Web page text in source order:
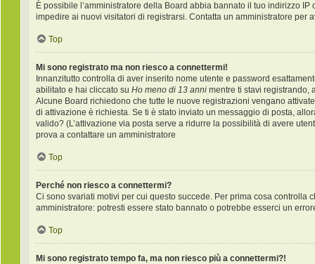
È possibile l’amministratore della Board abbia bannato il tuo indirizzo
impedire ai nuovi visitatori di registrarsi. Contatta un amministratore per
Top
Mi sono registrato ma non riesco a connettermi!
Innanzitutto controlla di aver inserito nome utente e password
abilitato e hai cliccato su Ho meno di 13 anni mentre ti stavi registrando,
Alcune Board richiedono che tutte le nuove registrazioni vengano
di attivazione è richiesta. Se ti è stato inviato un messaggio di posta,
valido? (L’attivazione via posta serve a ridurre la possibilità di avere
prova a contattare un amministratore
Top
Perché non riesco a connettermi?
Ci sono svariati motivi per cui questo succede. Per prima cosa
amministratore: potresti essere stato bannato o potrebbe esserci un
Top
Mi sono registrato tempo fa, ma non riesco più a connettermi?!